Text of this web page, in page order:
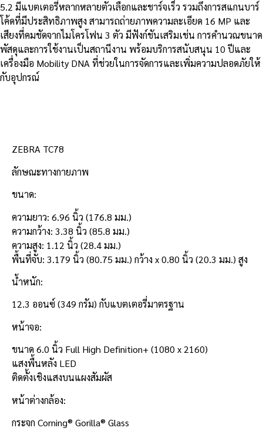
5.2 มีแบตเตอรี่หลากหลายตัวเลือกและชาร์จเร็ว รวมถึงการสแกนบาร์
โค้ดที่มีประสิทธิภาพสูง สามารถถ่ายภาพความละเอียด 16 MP และ
เสียงที่คมชัดจากไมโครโฟน 3 ตัว มีฟังก์ชันเสริมเช่น การคำนวณขนาด
พัสดุและการใช้งานเป็นสถานีงาน พร้อมบริการสนับสนุน 10 ปีและ
เครื่องมือ Mobility DNA ที่ช่วยในการจัดการและเพิ่มความปลอดภัยให้
กับอุปกรณ์
ZEBRA TC78
ลักษณะทางกายภาพ
ขนาด:
ความยาว: 6.96 นิ้ว (176.8 มม.)
ความกว้าง: 3.38 นิ้ว (85.8 มม.)
ความสูง: 1.12 นิ้ว (28.4 มม.)
พื้นที่จับ: 3.179 นิ้ว (80.75 มม.) กว้าง x 0.80 นิ้ว (20.3 มม.) สูง
น้ำหนัก:
12.3 ออนซ์ (349 กรัม) กับแบตเตอรี่มาตรฐาน
หน้าจอ:
ขนาด 6.0 นิ้ว Full High Definition+ (1080 x 2160)
แสงพื้นหลัง LED
ติดตั้งเชิงแสงบนแผงสัมผัส
หน้าต่างกล้อง:
กระจก Corning® Gorilla® Glass